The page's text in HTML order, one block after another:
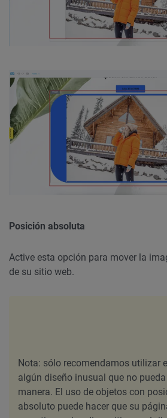
Posición absoluta
Active esta opción para mover la
de su sitio web.
Nota: sólo recomendamos utilizar
algún diseño inusual que no
manera. El uso de objetos con
absoluto puede hacer que su